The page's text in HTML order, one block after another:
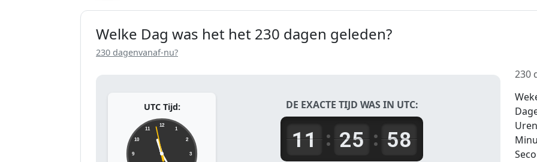
Welke Dag was het het 230 dagen geleden?
230 dagenvanaf-nu?
UTC Tijd:
12
1
2
3
9
10
11
DE EXACTE TIJD WAS IN UTC:
11 : 25 : 58
230
Uren